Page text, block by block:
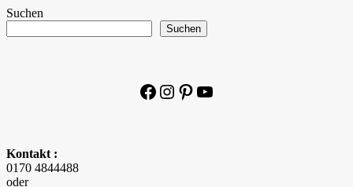
Suchen
Suchen
Facebook
Instagram
Pinterest
YouTube
Kontakt :
0170 4844488
oder